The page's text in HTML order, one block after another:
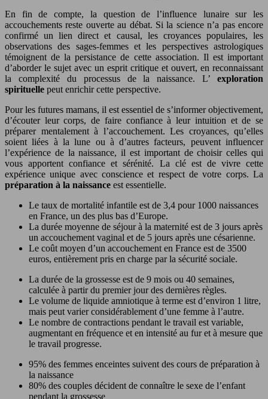
En fin de compte, la question de l’influence lunaire sur les
accouchements reste ouverte au débat. Si la science n’a pas encore
confirmé un lien direct et causal, les croyances populaires, les
observations des sages-femmes et les perspectives astrologiques
témoignent de la persistance de cette association. Il est important
d’aborder le sujet avec un esprit critique et ouvert, en reconnaissant
la complexité du processus de la naissance. L’ exploration
spirituelle peut enrichir cette perspective.
Pour les futures mamans, il est essentiel de s’informer objectivement,
d’écouter leur corps, de faire confiance à leur intuition et de se
préparer mentalement à l’accouchement. Les croyances, qu’elles
soient liées à la lune ou à d’autres facteurs, peuvent influencer
l’expérience de la naissance, il est important de choisir celles qui
vous apportent confiance et sérénité. La clé est de vivre cette
expérience unique avec conscience et respect de votre corps. La
préparation à la naissance est essentielle.
Le taux de mortalité infantile est de 3,4 pour 1000 naissances
en France, un des plus bas d’Europe.
La durée moyenne de séjour à la maternité est de 3 jours après
un accouchement vaginal et de 5 jours après une césarienne.
Le coût moyen d’un accouchement en France est de 3500
euros, entièrement pris en charge par la sécurité sociale.
La durée de la grossesse est de 9 mois ou 40 semaines,
calculée à partir du premier jour des dernières règles.
Le volume de liquide amniotique à terme est d’environ 1 litre,
mais peut varier considérablement d’une femme à l’autre.
Le nombre de contractions pendant le travail est variable,
augmentant en fréquence et en intensité au fur et à mesure que
le travail progresse.
95% des femmes enceintes suivent des cours de préparation à
la naissance
80% des couples décident de connaître le sexe de l’enfant
pendant la grossesse